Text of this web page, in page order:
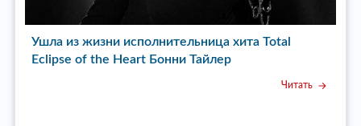
Ушла из жизни исполнительница хита Total
Eclipse of the Heart Бонни Тайлер
Читать